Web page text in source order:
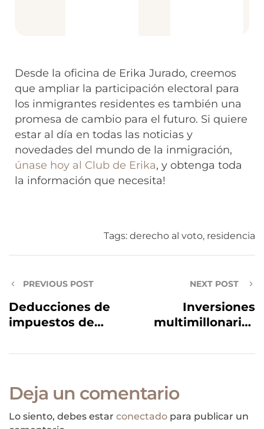
Desde la oficina de Erika Jurado, creemos
que ampliar la participación electoral para
los inmigrantes residentes es también una
promesa de cambio para el futuro. Si quiere
estar al día en todas las noticias y
novedades del mundo de la inmigración,
únase hoy al Club de Erika, y obtenga toda
la información que necesita!
Tags: derecho al voto, residencia
PREVIOUS POST
Deducciones de
impuestos de
negocios que
donaciones!
NEXT POST
Inversiones
multimillonarias
caravanas de
centroamericanos
Deja un comentario
Lo siento, debes estar conectado para publicar un